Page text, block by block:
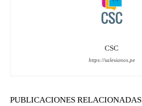
CSC
https://salesianos.pe
PUBLICACIONES RELACIONADAS